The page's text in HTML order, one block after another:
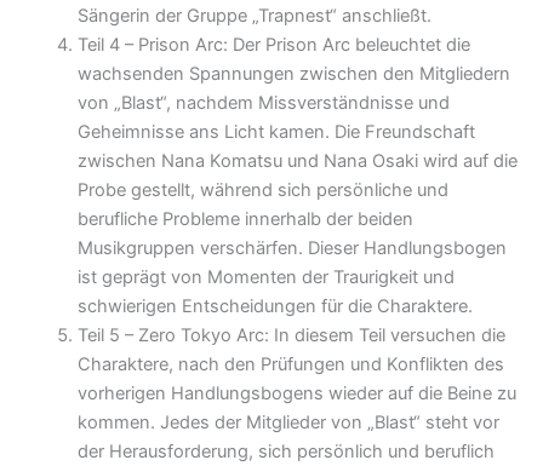
Sängerin der Gruppe „Trapnest“ anschließt.
Teil 4 – Prison Arc: Der Prison Arc beleuchtet die
wachsenden Spannungen zwischen den Mitgliedern
von „Blast“, nachdem Missverständnisse und
Geheimnisse ans Licht kamen. Die Freundschaft
zwischen Nana Komatsu und Nana Osaki wird auf die
Probe gestellt, während sich persönliche und
berufliche Probleme innerhalb der beiden
Musikgruppen verschärfen. Dieser Handlungsbogen
ist geprägt von Momenten der Traurigkeit und
schwierigen Entscheidungen für die Charaktere.
Teil 5 – Zero Tokyo Arc: In diesem Teil versuchen die
Charaktere, nach den Prüfungen und Konflikten des
vorherigen Handlungsbogens wieder auf die Beine zu
kommen. Jedes der Mitglieder von „Blast“ steht vor
der Herausforderung, sich persönlich und beruflich